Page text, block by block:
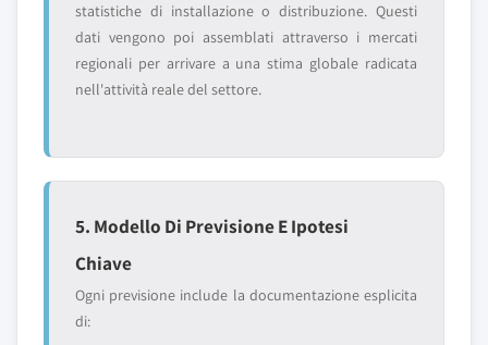
statistiche di installazione o distribuzione. Questi
dati vengono poi assemblati attraverso i mercati
regionali per arrivare a una stima globale radicata
nell'attività reale del settore.
5. Modello Di Previsione E Ipotesi
Chiave
Ogni previsione include la documentazione esplicita
di: